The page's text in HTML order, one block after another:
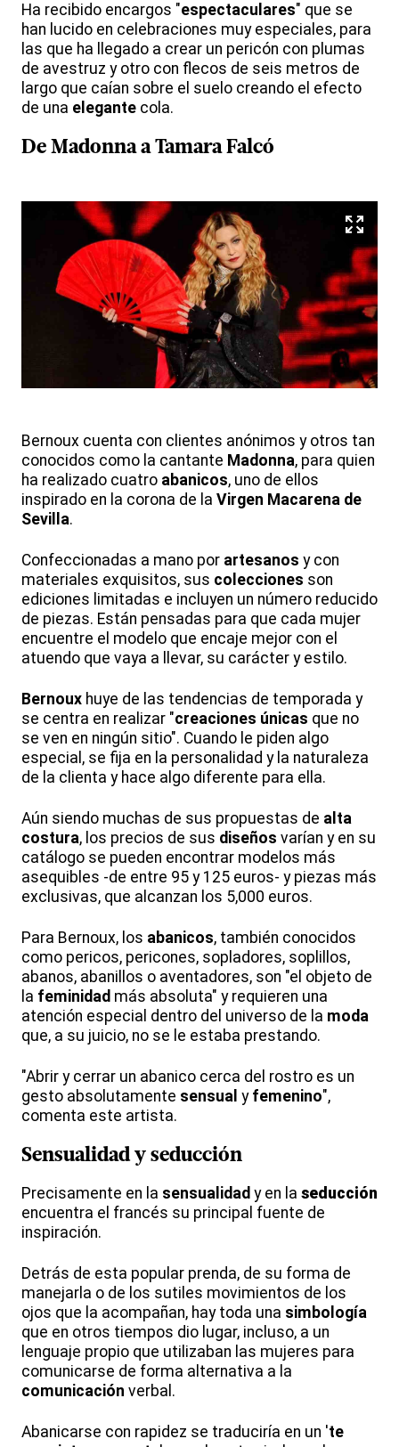
Ha recibido encargos "espectaculares" que se
han lucido en celebraciones muy especiales, para
las que ha llegado a crear un pericón con plumas
de avestruz y otro con flecos de seis metros de
largo que caían sobre el suelo creando el efecto
de una elegante cola.
De Madonnaa Tamara Falcó
Bernoux cuenta con clientes anónimos y otros tan
conocidos como la cantante Madonna, para quien
ha realizado cuatro abanicos, uno de ellos
inspirado en la corona de la Virgen Macarena de
Sevilla.
Confeccionadas a mano por artesanos y con
materiales exquisitos, sus colecciones son
ediciones limitadas e incluyen un número reducido
de piezas. Están pensadas para que cada mujer
encuentre el modelo que encaje mejor con el
atuendo que vaya a llevar, su carácter y estilo.
Bernoux huye de las tendencias de temporada y
se centra en realizar "creaciones únicas que no
se ven en ningún sitio". Cuando le piden algo
especial, se fija en la personalidad y la naturaleza
de la clienta y hace algo diferente para ella.
Aún siendo muchas de sus propuestas de alta
costura, los precios de sus diseños varían y en su
catálogo se pueden encontrar modelos más
asequibles -de entre 95 y 125 euros- y piezas más
exclusivas, que alcanzan los 5,000 euros.
Para Bernoux, los abanicos, también conocidos
como pericos, pericones, sopladores, soplillos,
abanos, abanillos o aventadores, son "el objeto de
la feminidad más absoluta" y requieren una
atención especial dentro del universo de la moda
que, a su juicio, no se le estaba prestando.
"Abrir y cerrar un abanico cerca del rostro es un
gesto absolutamente sensual y femenino",
comenta este artista.
Sensualidad y seducción
Precisamente en la sensualidad y en la seducción
encuentra el francés su principal fuente de
inspiración.
Detrás de esta popular prenda, de su forma de
manejarla o de los sutiles movimientos de los
ojos que la acompañan, hay toda una simbología
que en otros tiempos dio lugar, incluso, a un
lenguaje propio que utilizaban las mujeres para
comunicarse de forma alternativa a la
comunicación verbal.
Abanicarse con rapidez se traduciría en un 'te